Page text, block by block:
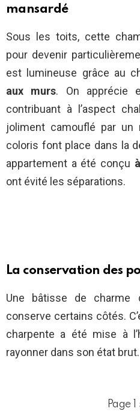
mansardé
Sous les toits, cette
pour devenir
est lumineuse grâce au
aux murs. On apprécie
contribuant à l’aspect
joliment camouflé par
coloris font place dans la
appartement a été conçu
ont évité les séparations.
La conservation des
Une bâtisse de charme
conserve certains côtés.
charpente a été mise à
rayonner dans son état brut.
Page